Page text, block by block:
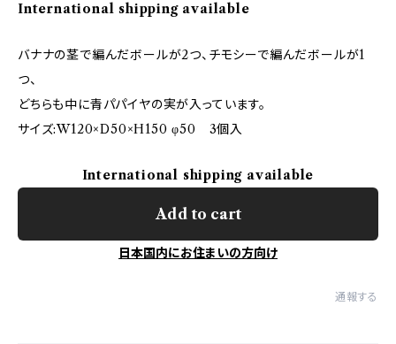
International shipping available
バナナの茎で編んだボールが2つ、チモシーで編んだボールが1
つ、
どちらも中に青パパイヤの実が入っています。
サイズ:W120×D50×H150 φ50 3個入
International shipping available
Add to cart
日本国内にお住まいの方向け
通報する